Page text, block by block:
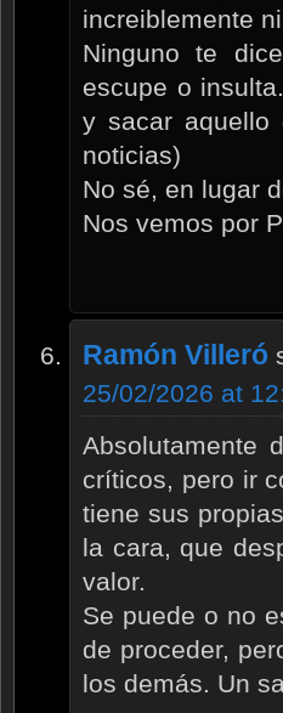
increiblemente
Ninguno te
escupe o
y sacar aquello
noticias)
No sé, en lugar
Nos vemos por
Ramón Villeró
25/02/2026 at
Absolutamente
críticos, pero ir
tiene sus
la cara, que
valor.
Se puede o no
de proceder,
los demás. Un